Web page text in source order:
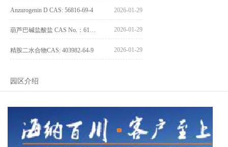
Anzurogenin D CAS: 56816-69-4 2026-01-29
2026-01-29
精胺二水合物CAS: 403982-64-9 2026-01-29
园区介绍